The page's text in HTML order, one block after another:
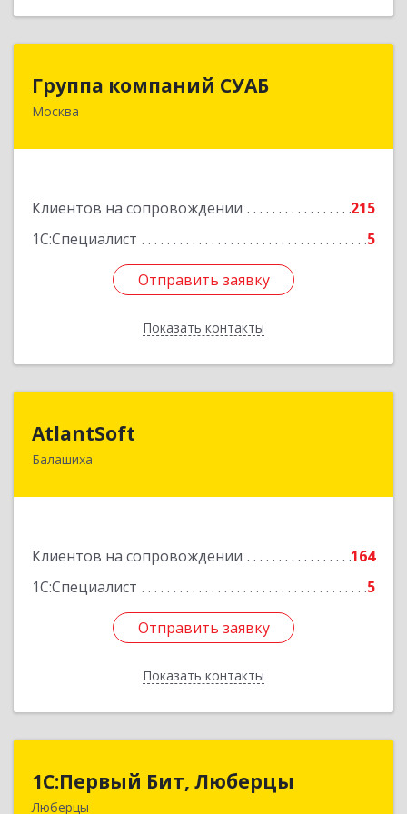
Группа компаний СУАБ
Москва
Клиентов на сопровождении
215
1С:Специалист
5
Отправить заявку
Показать контакты
Группа компаний СУАБ
105082, Москва г, Почтовая Б. ул, дом 36, стр.9,
Отправить заявку
Назад
AtlantSoft
Балашиха
Клиентов на сопровождении
164
1С:Специалист
5
Отправить заявку
Показать контакты
143900, Московская обл, Балашиха г, Звездная
Отправить заявку
Назад
1С:Первый Бит, Люберцы
Люберцы
1С:Первый Бит, Люберцы